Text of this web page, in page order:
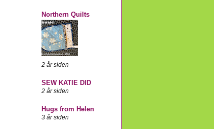
Northern Quilts
2 år siden
SEW KATIE DID
2 år siden
Hugs from Helen
3 år siden